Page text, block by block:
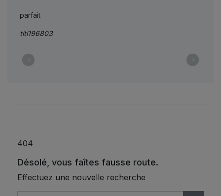
parfait
titi196803
< >
404
Désolé, vous faîtes fausse route.
Effectuez une nouvelle recherche